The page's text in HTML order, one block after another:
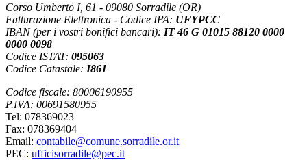
Corso Umberto I, 61 - 09080 Sorradile (OR)
Fatturazione Elettronica - Codice IPA: UFYPCC
IBAN (per i vostri bonifici bancari): IT 46 G 01015 88120 0000
0000 0098
Codice ISTAT: 095063
Codice Catastale: I861
Codice fiscale: 80006190955
P.IVA: 00691580955
Tel: 078369023
Fax: 078369404
Email: contabile@comune.sorradile.or.it
PEC: ufficisorradile@pec.it